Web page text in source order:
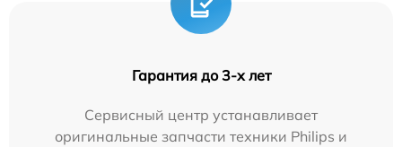
Гарантия до 3-х лет
Сервисный центр устанавливает
оригинальные запчасти техники Philips и